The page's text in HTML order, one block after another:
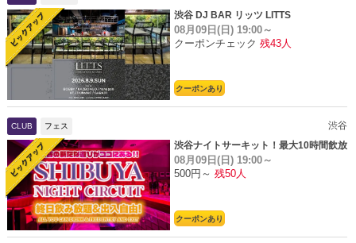
渋谷 DJ BAR リッツ LITTS
08月09日(日) 19:00～
クーポンチェック 残43人
クーポンあり
CLUB フェス
渋谷
渋谷ナイトサーキット！最大10時間飲放
題
08月09日(日) 19:00～
500円～ 残50人
クーポンあり